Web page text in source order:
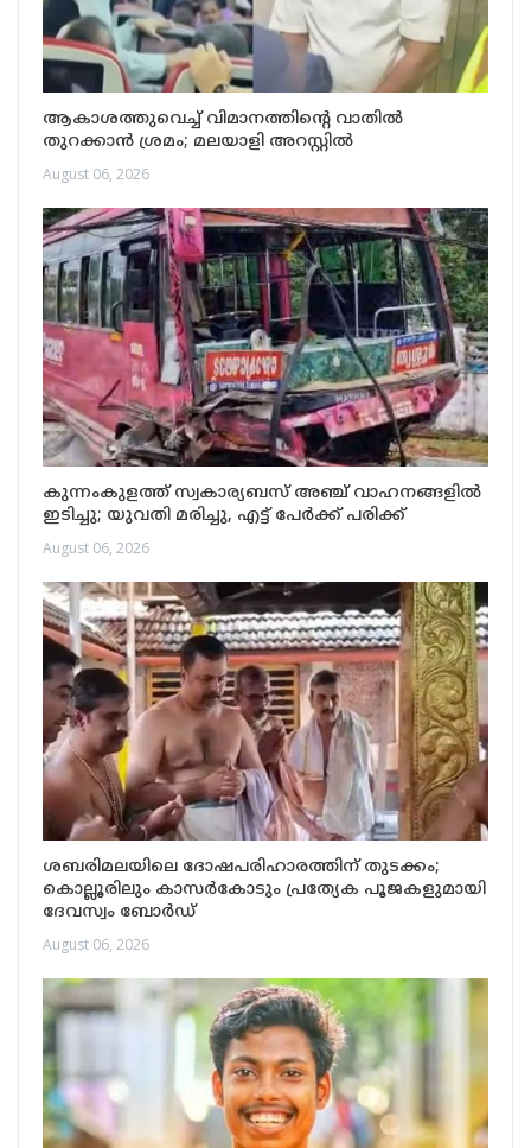
ആകാശത്തുവെച്ച് വിമാനത്തിന്റെ വാതിൽ
തുറക്കാൻ ശ്രമം; മലയാളി അറസ്റ്റിൽ
August 06, 2026
കുന്നംകുളത്ത് സ്വകാര്യബസ് അഞ്ച് വാഹനങ്ങളിൽ
ഇടിച്ചു; യുവതി മരിച്ചു, എട്ട് പേർക്ക് പരിക്ക്
August 06, 2026
ശബരിമലയിലെ ദോഷപരിഹാരത്തിന് തുടക്കം;
കൊല്ലൂരിലും കാസർകോടും പ്രത്യേക പൂജകളുമായി
ദേവസ്വം ബോർഡ്
August 06, 2026